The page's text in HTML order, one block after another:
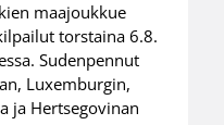
maajoukkue
torstaina 6.8.
Sudenpennut
Luxemburgin,
ja Hertsegovinan